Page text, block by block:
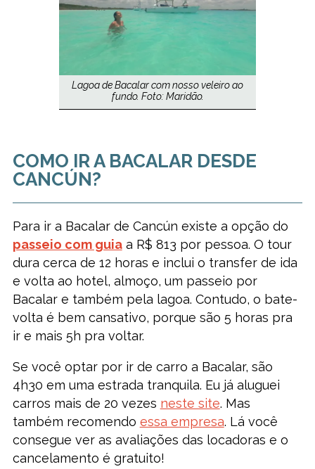
Lagoa de Bacalar com nosso veleiro ao
fundo. Foto: Maridão.
COMO IR A BACALAR DESDE
CANCÚN?
Para ir a Bacalar de Cancún existe a opção do
passeio com guiaa R$ 813 por pessoa. O tour
dura cerca de 12 horas e inclui o transfer de ida
e volta ao hotel, almoço, um passeio por
Bacalar e também pela lagoa. Contudo, o bate-
volta é bem cansativo, porque são 5 horas pra
ir e mais 5h pra voltar.
Se você optar por ir de carro a Bacalar, são
4h30 em uma estrada tranquila. Eu já aluguei
carros mais de 20 vezes neste site. Mas
também recomendo essa empresa. Lá você
consegue ver as avaliações das locadoras e o
cancelamento é gratuito!